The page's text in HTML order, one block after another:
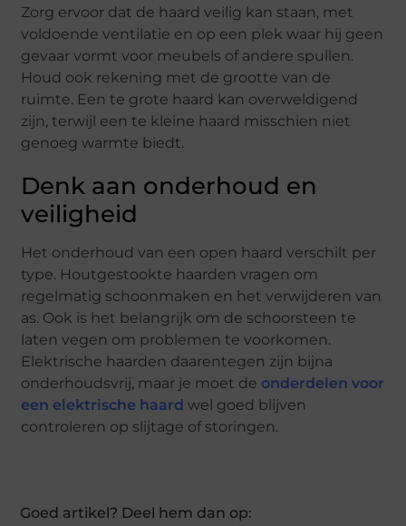
Zorg ervoor dat de haard veilig kan staan, met
voldoende ventilatie en op een plek waar hij geen
gevaar vormt voor meubels of andere spullen.
Houd ook rekening met de grootte van de
ruimte. Een te grote haard kan overweldigend
zijn, terwijl een te kleine haard misschien niet
genoeg warmte biedt.
Denk aan onderhoud en
veiligheid
Het onderhoud van een open haard verschilt per
type. Houtgestookte haarden vragen om
regelmatig schoonmaken en het verwijderen van
as. Ook is het belangrijk om de schoorsteen te
laten vegen om problemen te voorkomen.
Elektrische haarden daarentegen zijn bijna
onderhoudsvrij, maar je moet de onderdelen voor
een elektrische haard wel goed blijven
controleren op slijtage of storingen.
Goed artikel? Deel hem dan op: